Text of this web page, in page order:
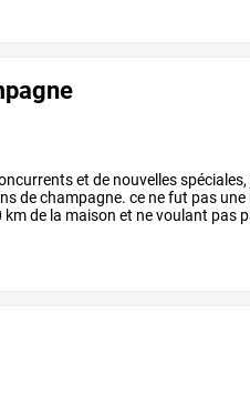
et de nouvellesspéciales,
dechampagne. ce nefut pas une
kmde la maison et nevoulant pas